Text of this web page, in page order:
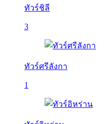
ทัวร์ชิลี
3
ทัวร์ศรีลังกา
1